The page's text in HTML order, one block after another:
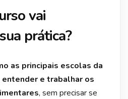
vai
prática?
as principais escolas da
entender e trabalhar os
, sem precisar se